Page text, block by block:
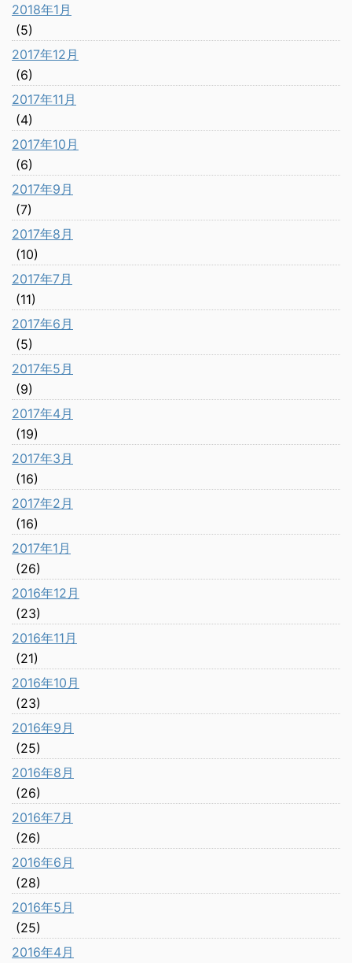
2018年1月
(5)
2017年12月
(6)
2017年11月
(4)
2017年10月
(6)
2017年9月
(7)
2017年8月
(10)
2017年7月
(11)
2017年6月
(5)
2017年5月
(9)
2017年4月
(19)
2017年3月
(16)
2017年2月
(16)
2017年1月
(26)
2016年12月
(23)
2016年11月
(21)
2016年10月
(23)
2016年9月
(25)
2016年8月
(26)
2016年7月
(26)
2016年6月
(28)
2016年5月
(25)
2016年4月